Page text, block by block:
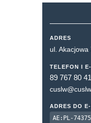
ADRES
ul.
TELEFON I
89 767 80 41
ADRES DO
AE:PL-